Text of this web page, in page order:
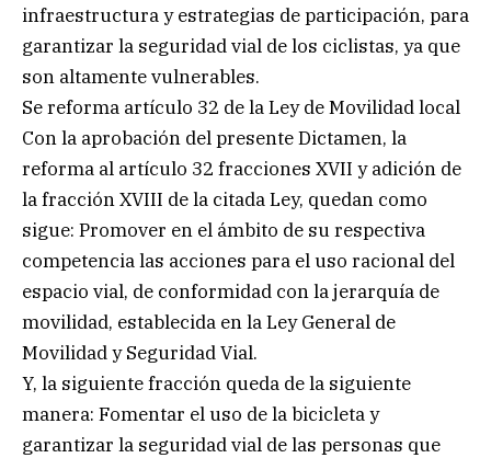
infraestructura y estrategias de participación, para
garantizar la seguridad vial de los ciclistas, ya que
son altamente vulnerables.
Se reforma artículo 32 de la Ley de Movilidad local
Con la aprobación del presente Dictamen, la
reforma al artículo 32 fracciones XVII y adición de
la fracción XVIII de la citada Ley, quedan como
sigue: Promover en el ámbito de su respectiva
competencia las acciones para el uso racional del
espacio vial, de conformidad con la jerarquía de
movilidad, establecida en la Ley General de
Movilidad y Seguridad Vial.
Y, la siguiente fracción queda de la siguiente
manera: Fomentar el uso de la bicicleta y
garantizar la seguridad vial de las personas que